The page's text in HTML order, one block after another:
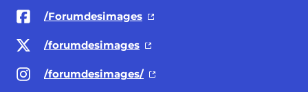
/Forumdesimages
/forumdesimages
/forumdesimages/